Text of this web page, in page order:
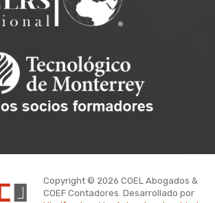
Copyright © 2026 COEL Abogados &
COEF Contadores. Desarrollado por